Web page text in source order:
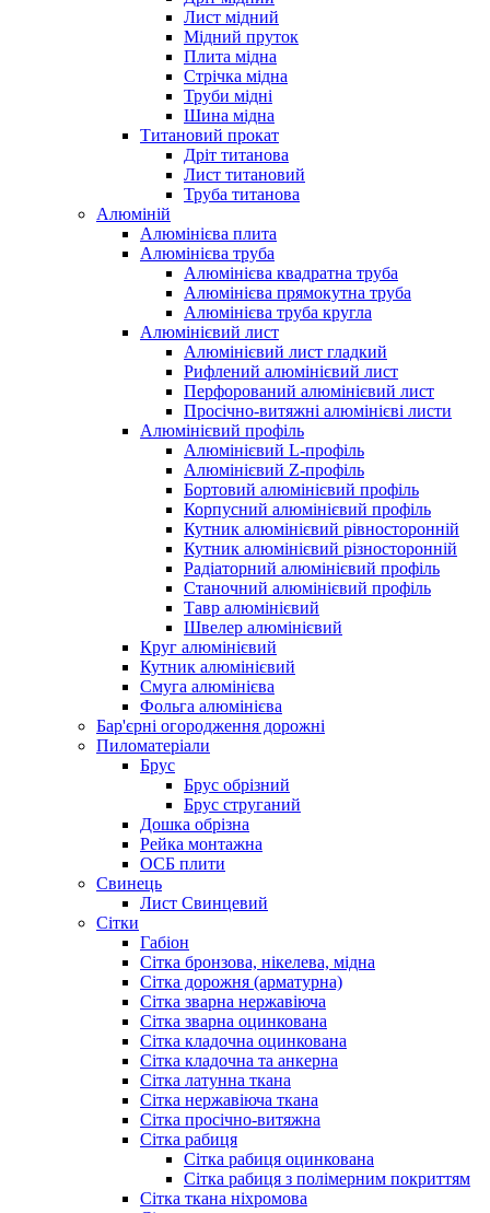
Лист мідний
Мідний пруток
Плита мідна
Стрічка мідна
Труби мідні
Шина мідна
Титановий прокат
Дріт титанова
Лист титановий
Труба титанова
Алюміній
Алюмінієва плита
Алюмінієва труба
Алюмінієва квадратна труба
Алюмінієва прямокутна труба
Алюмінієва труба кругла
Алюмінієвий лист
Алюмінієвий лист гладкий
Рифлений алюмінієвий лист
Перфорований алюмінієвий лист
Просічно-витяжні алюмінієві листи
Алюмінієвий профіль
Алюмінієвий L-профіль
Алюмінієвий Z-профіль
Бортовий алюмінієвий профіль
Корпусний алюмінієвий профіль
Кутник алюмінієвий рівносторонній
Кутник алюмінієвий різносторонній
Радіаторний алюмінієвий профіль
Станочний алюмінієвий профіль
Тавр алюмінієвий
Швелер алюмінієвий
Круг алюмінієвий
Кутник алюмінієвий
Смуга алюмінієва
Фольга алюмінієва
Бар'єрні огородження дорожні
Пиломатеріали
Брус
Брус обрізний
Брус струганий
Дошка обрізна
Рейка монтажна
ОСБ плити
Cвинець
Лист Свинцевий
Сітки
Габіон
Сітка бронзова, нікелева, мідна
Сітка дорожня (арматурна)
Сітка зварна нержавіюча
Сітка зварна оцинкована
Сітка кладочна оцинкована
Сітка кладочна та анкерна
Сітка латунна ткана
Сітка нержавіюча ткана
Сітка просічно-витяжна
Сітка рабиця
Сітка рабиця оцинкована
Сітка рабиця з полімерним покриттям
Сітка ткана ніхромова